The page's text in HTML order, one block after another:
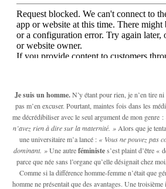
Je suis un homme.N’y étant pour rien, je n’en tire
pas m’en excuser. Pourtant, maintes fois dans les
me décrédibiliser avec le seul argument de mon genre :
n’avez rien à dire sur la maternité. » Alors que je
une universitaire m’a lancé : « Vous ne pouvez pas
dominant. »Une autreféministes’est plaint d’être «
parce que née sans l’organe qu’elle désignait chez
Comme si la différence homme-femme n’était que
homme ne présentait que des avantages. Une